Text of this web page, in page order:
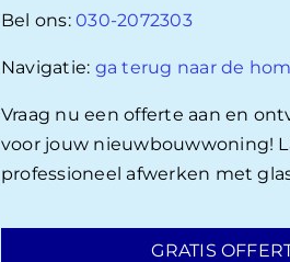
Bel ons:030-2072303
Navigatie: ga terug naar de
Vraag nu een offerte aan en
voor jouw nieuwbouwwoning!
professioneel afwerken met
GRATIS